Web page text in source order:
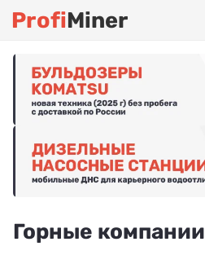
ProfiMiner
Горные компании